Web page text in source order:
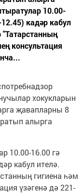
10.00-
кадәр кабул
консультация
хокукларын
җавапларны 8
алырга
10.00-16.00 гә
кабул ителә.
гигиена һәм
үзәгенә дә 221-